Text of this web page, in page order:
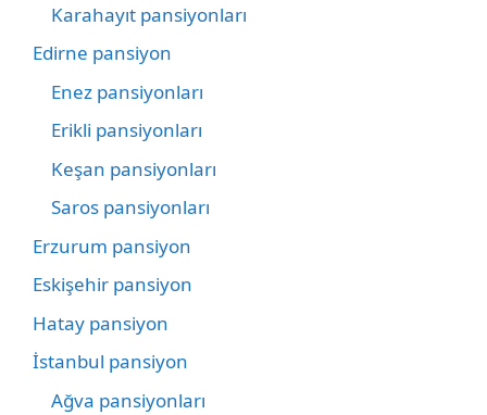
Karahayıt pansiyonları
Edirne pansiyon
Enez pansiyonları
Erikli pansiyonları
Keşan pansiyonları
Saros pansiyonları
Erzurum pansiyon
Eskişehir pansiyon
Hatay pansiyon
İstanbul pansiyon
Ağva pansiyonları